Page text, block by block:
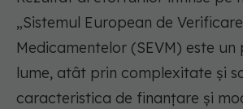
„Sistemul European de
Medicamentelor (SEVM) este
lume, atât prin complexitate și
caracteristica de finanțare și